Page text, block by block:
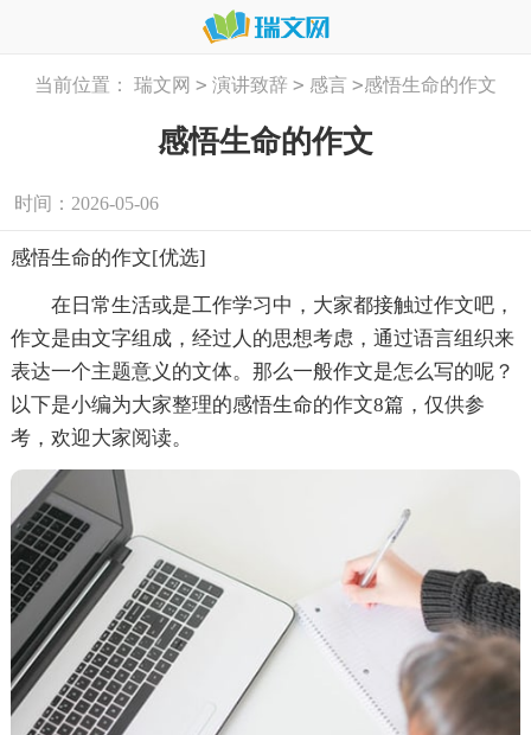
当前位置： 瑞文网 > 演讲致辞 > 感言 >感悟生命的作文
感悟生命的作文
时间：2026-05-06
感悟生命的作文[优选]
在日常生活或是工作学习中，大家都接触过作文吧，
作文是由文字组成，经过人的思想考虑，通过语言组织来
表达一个主题意义的文体。那么一般作文是怎么写的呢？
以下是小编为大家整理的感悟生命的作文8篇，仅供参
考，欢迎大家阅读。